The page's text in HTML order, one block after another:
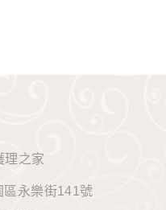
永樂街141號